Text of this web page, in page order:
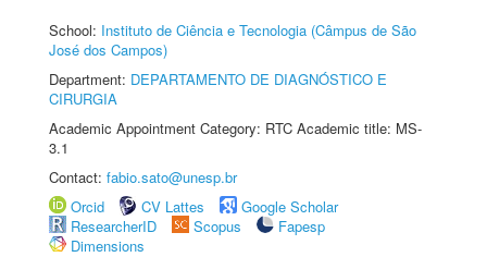
School: Instituto de Ciência e Tecnologia (Câmpus de São
José dos Campos)
Department: DEPARTAMENTO DE DIAGNÓSTICO E
CIRURGIA
Academic Appointment Category: RTC Academic title: MS-
3.1
Contact: fabio.sato@unesp.br
Orcid
CV Lattes
Google Scholar
ResearcherID
Scopus
Fapesp
Dimensions